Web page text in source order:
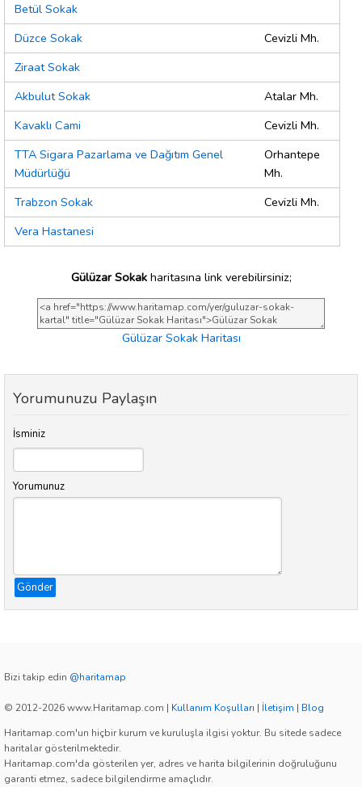
Betül Sokak
Düzce Sokak
Cevizli Mh.
Ziraat Sokak
Akbulut Sokak
Atalar Mh.
Kavaklı Cami
Cevizli Mh.
TTA Sigara Pazarlama ve Dağıtım Genel
Müdürlüğü
Orhantepe
Mh.
Trabzon Sokak
Cevizli Mh.
Vera Hastanesi
Gülüzar Sokakharitasına link verebilirsiniz;
Gülüzar Sokak Haritası
Yorumunuzu Paylaşın
İsminiz
Yorumunuz
Gönder
Bizi takip edin @haritamap
© 2012-2026 www.Haritamap.com | Kullanım Koşulları | İletişim | Blog
Haritamap.com'un hiçbir kurum ve kuruluşla ilgisi yoktur. Bu sitede sadece
haritalar gösterilmektedir.
Haritamap.com'da gösterilen yer, adres ve harita bilgilerinin doğruluğunu
garanti etmez, sadece bilgilendirme amaçlıdır.